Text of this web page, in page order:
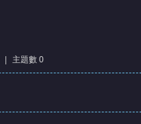
主題數 0